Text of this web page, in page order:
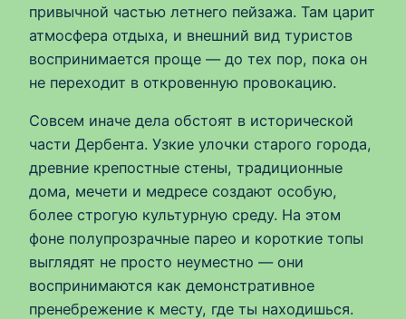
привычной частью летнего пейзажа. Там царит
атмосфера отдыха, и внешний вид туристов
воспринимается проще — до тех пор, пока он
не переходит в откровенную провокацию.
Совсем иначе дела обстоят в исторической
части Дербента. Узкие улочки старого города,
древние крепостные стены, традиционные
дома, мечети и медресе создают особую,
более строгую культурную среду. На этом
фоне полупрозрачные парео и короткие топы
выглядят не просто неуместно — они
воспринимаются как демонстративное
пренебрежение к месту, где ты находишься.